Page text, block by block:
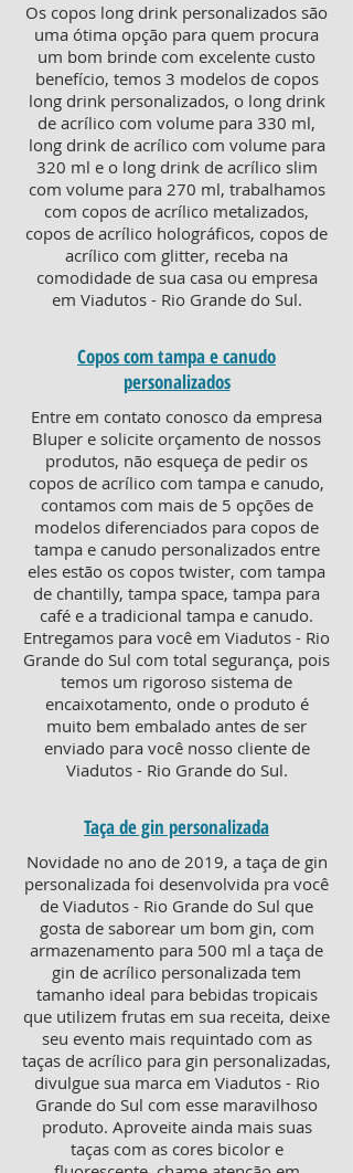
Os copos long drink personalizados são
uma ótima opção para quem procura
um bom brinde com excelente custo
benefício, temos 3 modelos de copos
long drink personalizados, o long drink
de acrílico com volume para 330 ml,
long drink de acrílico com volume para
320 ml e o long drink de acrílico slim
com volume para 270 ml, trabalhamos
com copos de acrílico metalizados,
copos de acrílico holográficos, copos de
acrílico com glitter, receba na
comodidade de sua casa ou empresa
em Viadutos - Rio Grande do Sul.
Copos com tampa e canudo
personalizados
Entre em contato conosco da empresa
Bluper e solicite orçamento de nossos
produtos, não esqueça de pedir os
copos de acrílico com tampa e canudo,
contamos com mais de 5 opções de
modelos diferenciados para copos de
tampa e canudo personalizados entre
eles estão os copos twister, com tampa
de chantilly, tampa space, tampa para
café e a tradicional tampa e canudo.
Entregamos para você em Viadutos - Rio
Grande do Sul com total segurança, pois
temos um rigoroso sistema de
encaixotamento, onde o produto é
muito bem embalado antes de ser
enviado para você nosso cliente de
Viadutos - Rio Grande do Sul.
Taça de gin personalizada
Novidade no ano de 2019, a taça de gin
personalizada foi desenvolvida pra você
de Viadutos - Rio Grande do Sul que
gosta de saborear um bom gin, com
armazenamento para 500 ml a taça de
gin de acrílico personalizada tem
tamanho ideal para bebidas tropicais
que utilizem frutas em sua receita, deixe
seu evento mais requintado com as
taças de acrílico para gin personalizadas,
divulgue sua marca em Viadutos - Rio
Grande do Sul com esse maravilhoso
produto. Aproveite ainda mais suas
taças com as cores bicolor e